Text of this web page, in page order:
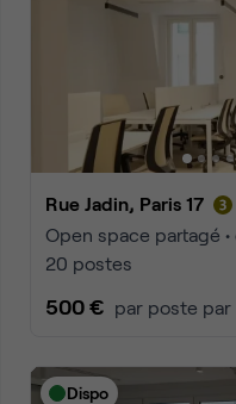
Rue Jadin, Paris 17
Open space partagé
20 postes
500 € par poste par
Dispo